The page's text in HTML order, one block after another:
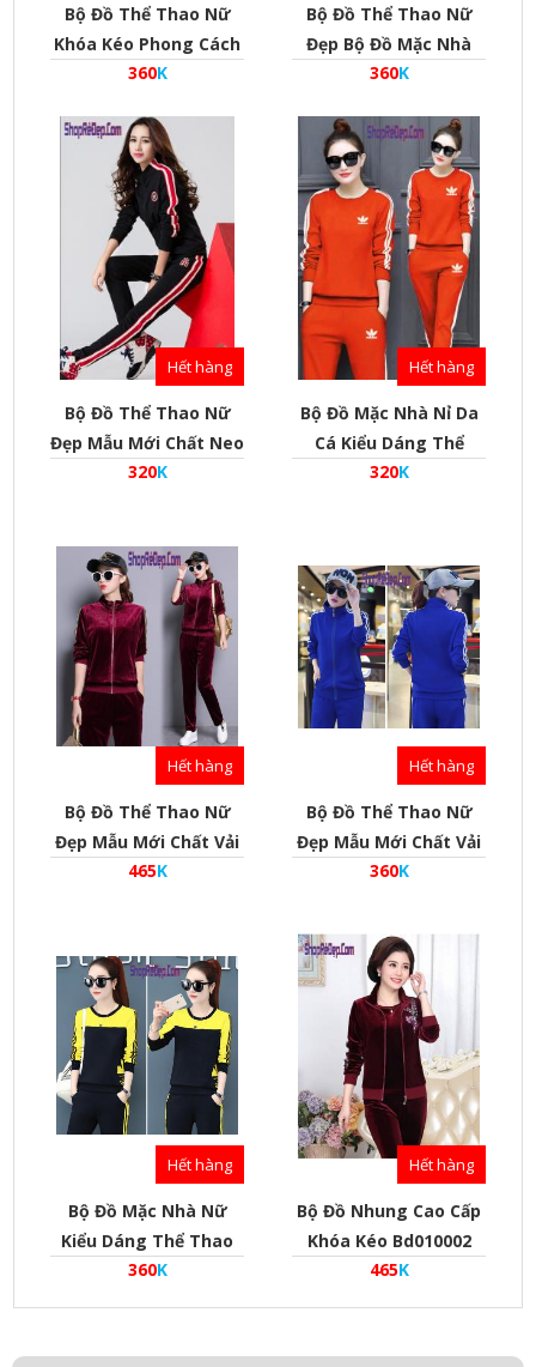
Bộ Đồ Thể Thao Nữ
Khóa Kéo Phong Cách
Hàn Quốc - Mã
360K
Bộ Đồ Thể Thao Nữ
Đẹp Bộ Đồ Mặc Nhà
Phong Cách Hàn Quốc
360K
Hết hàng
Bộ Đồ Thể Thao Nữ
Đẹp Mẫu Mới Chất Neo
Phong Cách Hàn Quốc
320K
Hết hàng
Bộ Đồ Mặc Nhà Nỉ Da
Cá Kiểu Dáng Thể
Thao Phong Cách Hàn
320K
Hết hàng
Bộ Đồ Thể Thao Nữ
Đẹp Mẫu Mới Chất Vải
Nhung Khóa Kéo - Mã
465K
Hết hàng
Bộ Đồ Thể Thao Nữ
Đẹp Mẫu Mới Chất Vải
Nỉ Da Cá - Mã
360K
Hết hàng
Bộ Đồ Mặc Nhà Nữ
Kiểu Dáng Thể Thao
Đẹp Mẫu Mới Chất Neo
360K
Hết hàng
Bộ Đồ Nhung Cao Cấp
Khóa Kéo Bd010002
465K